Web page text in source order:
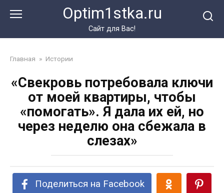
Optim1stka.ru
Сайт для Вас!
Главная » Истории
«Свекровь потребовала ключи
от моей квартиры, чтобы
«помогать». Я дала их ей, но
через неделю она сбежала в
слезах»
Поделиться на Facebook